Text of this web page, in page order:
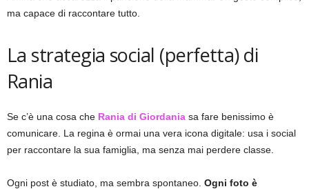
ma capace di raccontare tutto.
La strategia social (perfetta) di
Rania
Se c’è una cosa che Rania di Giordania sa fare benissimo è
comunicare. La regina è ormai una vera icona digitale: usa i social
per raccontare la sua famiglia, ma senza mai perdere classe.
Ogni post è studiato, ma sembra spontaneo. Ogni foto è